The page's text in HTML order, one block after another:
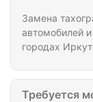
Замена
автомобилей и
городах
Требуется